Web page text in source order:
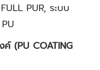
PUR, ระบบ
(PU COATING